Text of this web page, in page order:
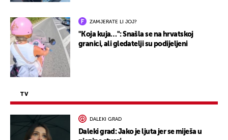
ZAMJERATE LI JOJ?
"Koja kuja…": Snašla se na hrvatskoj
granici, ali gledatelji su podijeljeni
TV
DALEKI GRAD
Daleki grad: Jako je ljuta jer se miješa u